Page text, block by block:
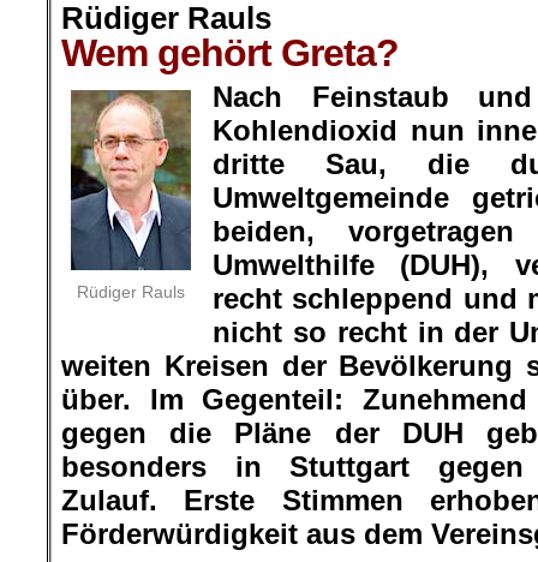
Rüdiger Rauls
Wem gehört Greta?
Rüdiger Rauls
Nach Feinstaub
Kohlendioxid nun
dritte Sau, die
Umweltgemeinde
beiden,
Umwelthilfe (DUH),
recht schleppend und
nicht so recht in der
weiten Kreisen der Bevölkerung
über. Im Gegenteil:
gegen die Pläne der DUH
besonders in Stuttgart gegen
Zulauf. Erste Stimmen
Förderwürdigkeit aus dem